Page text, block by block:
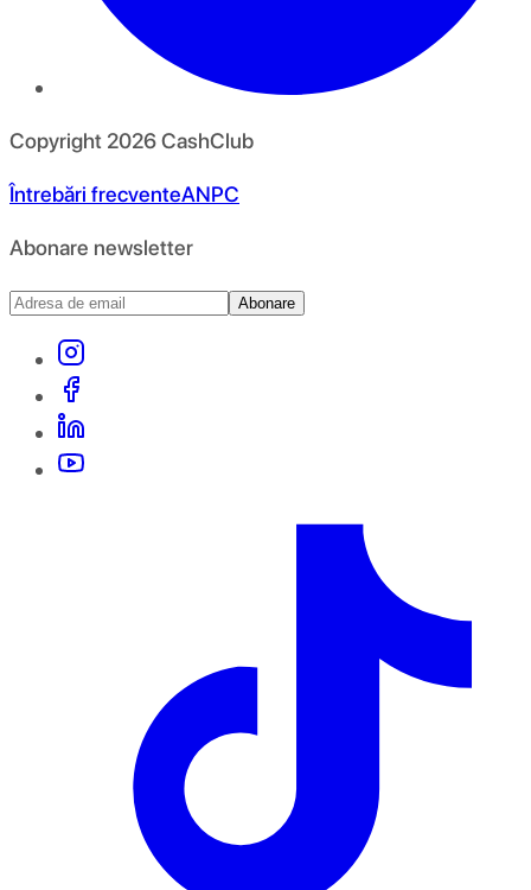
Copyright 2026CashClub
Întrebări frecventeANPC
Abonare newsletter
Abonare